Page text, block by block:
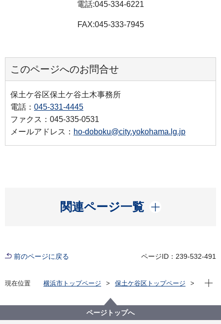
電話:045-334-6221
FAX:045-333-7945
このページへのお問合せ
保土ケ谷区保土ケ谷土木事務所
電話： 045-331-4445
ファクス：045-335-0531
メールアドレス： ho-doboku@city.yokohama.lg.jp
関連ページ一覧
開く
前のページに戻る ページID：239-532-491
現在位置 横浜市トップページ
保土ケ谷区トップページ
現在
ページトップへ